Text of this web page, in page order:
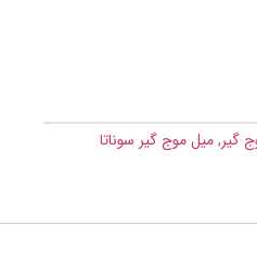
گیر,میل موج گیر سوناتا